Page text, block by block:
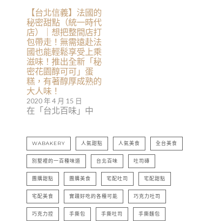
【台北信義】法國的
秘密甜點（統一時代
店）｜想把整間店打
包帶走！無需遠赴法
國也能輕鬆享受上乘
滋味！推出全新「秘
密花園醇可可」蛋
糕，有著醇厚成熟的
大人味！
2020 年 4 月 15 日
在「台北百味」中
WABAKERY 人氣甜點 人氣美食 全台美食
別墅裡的一百種味道 台北百味 吐司磚
團購甜點 團購美食 宅配吐司 宅配甜點
宅配美食 實踐好吃的各種可能 巧克力吐司
巧克力控 手撕包 手撕吐司 手撕麵包